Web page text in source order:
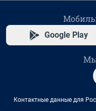
Google Play
Мы
Контактные данные для